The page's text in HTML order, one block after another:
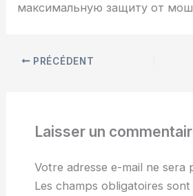
максимальную защиту от
PRÉCÉDENT
Laisser un
Votre adresse e-mail ne sera
Les champs obligatoires sont